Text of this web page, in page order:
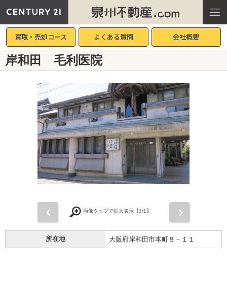
買取・売却コース よくある質問 会社概要
岸和田 毛利医院
画像タップで拡大表示【1/1】
所在地 大阪府岸和田市本町８－１１